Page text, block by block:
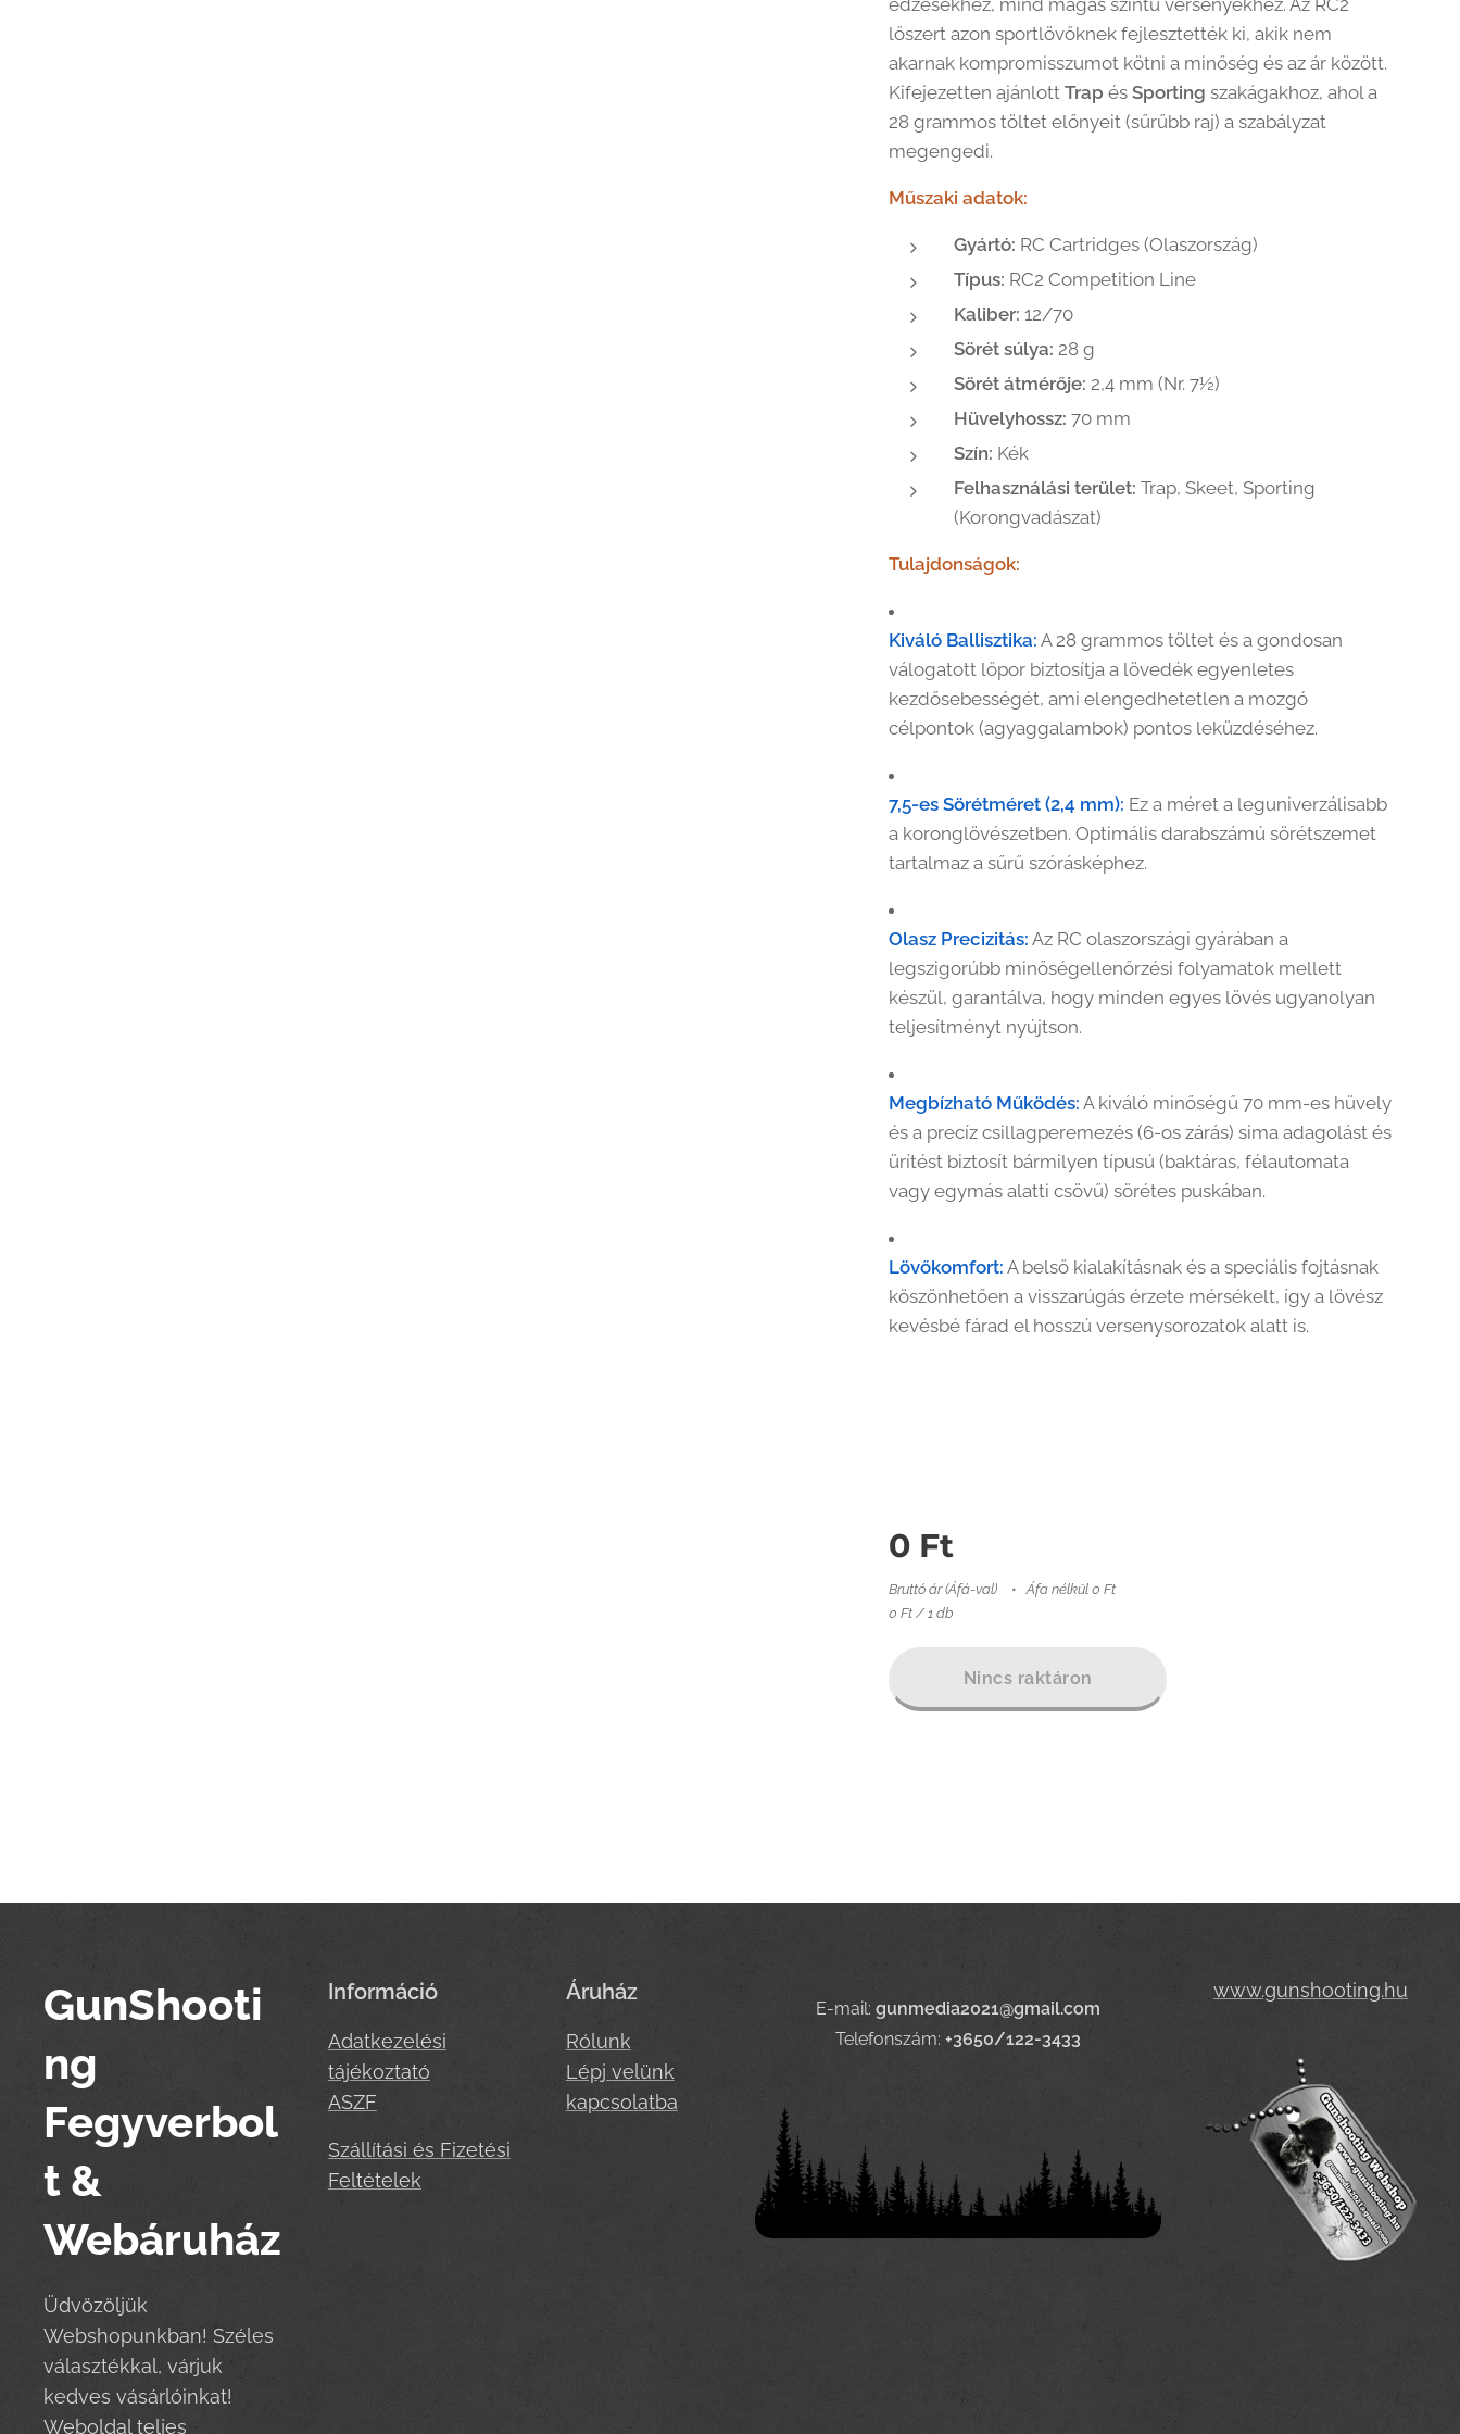
edzésekhez, mind magas szintű versenyekhez. Az RC2
lőszert azon sportlövőknek fejlesztették ki, akik nem
akarnak kompromisszumot kötni a minőség és az ár között.
Kifejezetten ajánlottTrap ésSporting szakágakhoz, ahol a
28 grammos töltet előnyeit (sűrűbb raj) a szabályzat
megengedi.
Műszaki adatok:
Gyártó: RC Cartridges (Olaszország)
Típus: RC2 Competition Line
Kaliber:12/70
Sörét súlya:28 g
Sörét átmérője:2,4 mm (Nr. 7½)
Hüvelyhossz:70 mm
Szín: Kék
Felhasználási terület:Trap, Skeet, Sporting
(Korongvadászat)
Tulajdonságok:
Kiváló Ballisztika: A 28 grammos töltet és a gondosan
válogatott lőpor biztosítja a lövedék egyenletes
kezdősebességét, ami elengedhetetlen a mozgó
célpontok (agyaggalambok) pontos leküzdéséhez.
7,5-es Sörétméret (2,4 mm): Ez a méret a leguniverzálisabb
a koronglövészetben. Optimális darabszámú sörétszemet
tartalmaz a sűrű szórásképhez.
Olasz Precizitás: Az RC olaszországi gyárában a
legszigorúbb minőségellenőrzési folyamatok mellett
készül, garantálva, hogy minden egyes lövés ugyanolyan
teljesítményt nyújtson.
Megbízható Működés: A kiváló minőségű 70 mm-es hüvely
és a precíz csillagperemezés (6-os zárás) sima adagolást és
ürítést biztosít bármilyen típusú (baktáras, félautomata
vagy egymás alatti csövű) sörétes puskában.
Lövőkomfort: A belső kialakításnak és a speciális fojtásnak
köszönhetően a visszarúgás érzete mérsékelt, így a lövész
kevésbé fárad el hosszú versenysorozatok alatt is.
0 Ft
Bruttó ár (Áfá-val)
Áfa nélkül 0 Ft
0 Ft / 1 db
Nincs raktáron
GunShooti
ng
Fegyverbol
t &
Webáruház
Üdvözöljük
Webshopunkban! Széles
választékkal, várjuk
kedves vásárlóinkat!
Weboldal teljes
Információ
Adatkezelési
tájékoztató
ASZF
Szállítási és Fizetési
Feltételek
Áruház
Rólunk
Lépj velünk
kapcsolatba
E-mail:gunmedia2021@gmail.com
Telefonszám:+3650/122-3433
www.gunshooting.hu